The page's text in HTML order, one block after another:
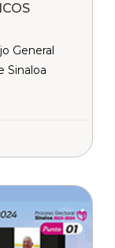
General
Sinaloa